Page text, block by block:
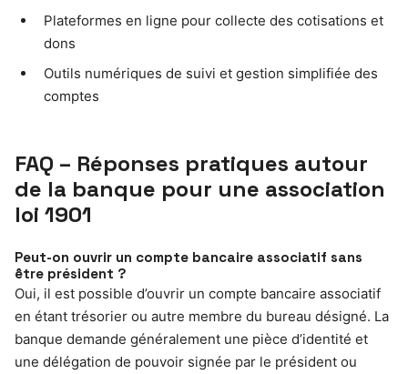
Plateformes en ligne pour collecte des cotisations et
dons
Outils numériques de suivi et gestion simplifiée des
comptes
FAQ – Réponses pratiques autour
de la banque pour une association
loi 1901
Peut-on ouvrir un compte bancaire associatif sans
être président ?
Oui, il est possible d’ouvrir un compte bancaire associatif
en étant trésorier ou autre membre du bureau désigné. La
banque demande généralement une pièce d’identité et
une délégation de pouvoir signée par le président ou